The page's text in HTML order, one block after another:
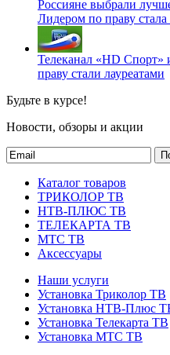
Россияне выбрали
Лидером по праву стала
Телеканал «HD
праву стали лауреатами
Будьте в курсе!
Новости, обзоры и акции
Каталог товаров
ТРИКОЛОР ТВ
НТВ-ПЛЮС ТВ
ТЕЛЕКАРТА ТВ
МТС ТВ
Аксессуары
Наши услуги
Установка Триколор ТВ
Установка НТВ-Плюс
Установка Телекарта ТВ
Установка МТС ТВ